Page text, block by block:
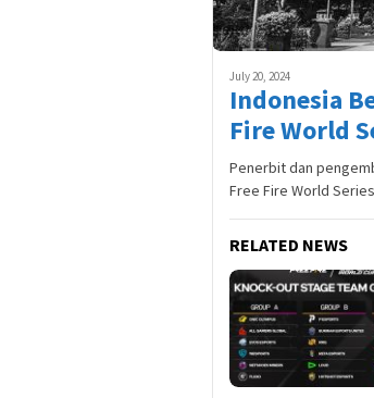
July 20, 2024
Indonesia
Fire World
Penerbit dan
Free Fire World
RELATED NEWS